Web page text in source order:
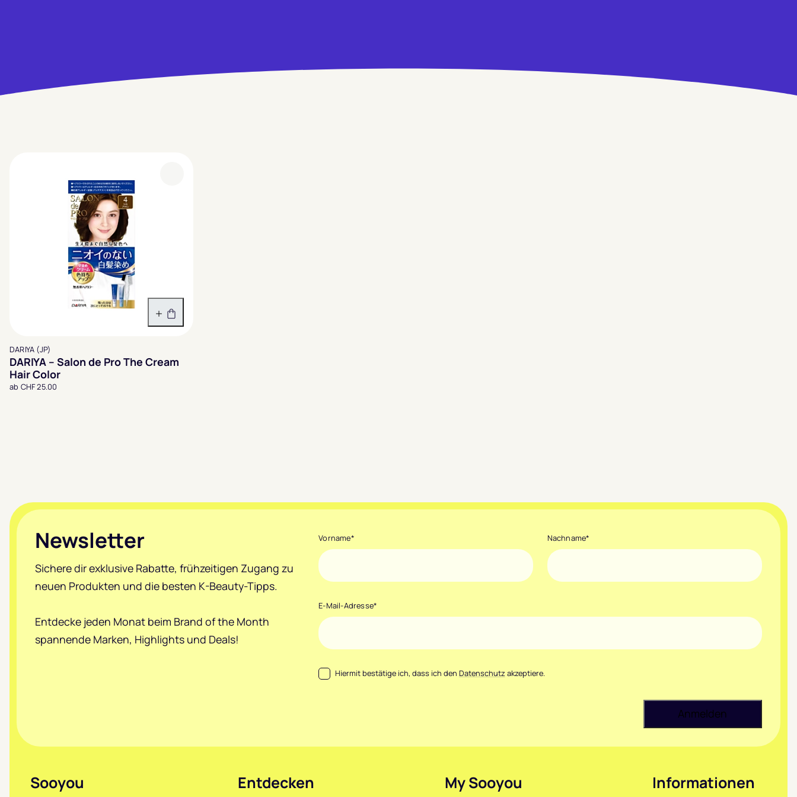
Variante wählen
DARIYA (JP)
DARIYA – Salon de Pro The Cream
Hair Color
ab CHF 25.00
Footer
Newsletter
Sichere dir exklusive Rabatte, frühzeitigen Zugang zu
neuen Produkten und die besten K-Beauty-Tipps.
Entdecke jeden Monat beim Brand of the Month
spannende Marken, Highlights und Deals!
Vorname* Nachname*
E-Mail-Adresse*
Datenschutz
Hiermit bestätige ich, dass ich den Datenschutzakzeptiere.
Sooyou Entdecken My Sooyou Informationen